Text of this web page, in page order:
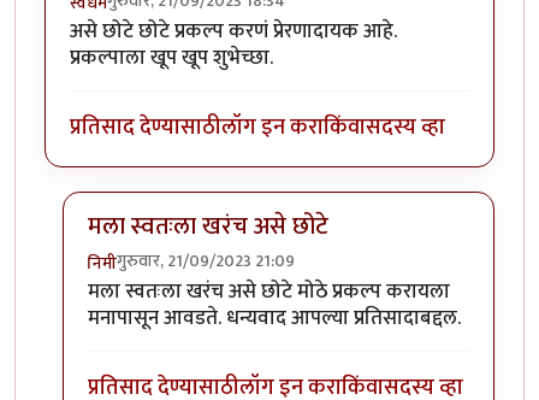
असे छोटे छोटे प्रकल्प करणं प्रेरणादायक आहे.
प्रकल्पाला खूप खूप शुभेच्छा.
प्रतिसाद देण्यासाठीलॉग इन कराकिंवासदस्य व्हा
मला स्वतःला खरंच असे छोटे
निमीगुरुवार, 21/09/2023 21:09
In reply toवा क्या बात हॅbyस्वधर्म
मला स्वतःला खरंच असे छोटे मोठे प्रकल्प करायला
मनापासून आवडते. धन्यवाद आपल्या प्रतिसादाबद्दल.
प्रतिसाद देण्यासाठीलॉग इन कराकिंवासदस्य व्हा